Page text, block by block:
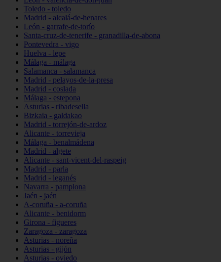
Toledo - toledo
Madrid - alcalá-de-henares
León - garrafe-de-torío
Santa-cruz-de-tenerife - granadilla-de-abona
Pontevedra - vigo
Huelva - lepe
Málaga - málaga
Salamanca - salamanca
Madrid - pelayos-de-la-presa
Madrid - coslada
Málaga - estepona
Asturias - ribadesella
Bizkaia - galdakao
Madrid - torrejón-de-ardoz
Alicante - torrevieja
Málaga - benalmádena
Madrid - algete
Alicante - sant-vicent-del-raspeig
Madrid - parla
Madrid - leganés
Navarra - pamplona
Jaén - jaén
A-coruña - a-coruña
Alicante - benidorm
Girona - figueres
Zaragoza - zaragoza
Asturias - noreña
Asturias - gijón
Asturias - oviedo